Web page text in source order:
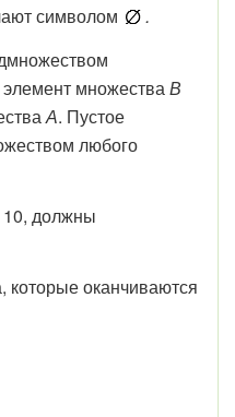
символом
.
множестваВ
А. Пустое
любого
10, должны
которые оканчиваются